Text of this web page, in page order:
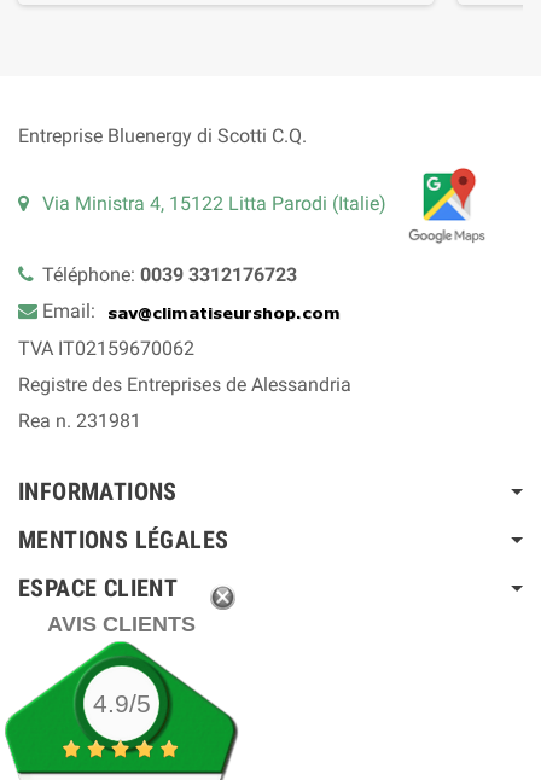
Entreprise Bluenergy di Scotti C.Q.
Via Ministra 4, 15122 Litta Parodi (Italie)
Téléphone: 0039 3312176723
Email:
TVA IT02159670062
Registre des Entreprises de Alessandria
Rea n. 231981
INFORMATIONS
MENTIONS LÉGALES
ESPACE CLIENT
AVIS CLIENTS
4.9/5